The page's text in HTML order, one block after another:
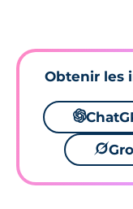
Obtenir les
🌌
🪐